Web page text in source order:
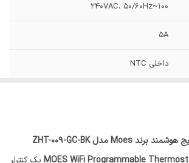
100~240VAC، 50/60Hz
5A
داخلی NTC
MOES WiFi Programmable یک کنترلر